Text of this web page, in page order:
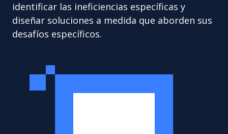
identificar las ineficiencias específicas y
diseñar soluciones a medida que aborden sus
desafíos específicos.